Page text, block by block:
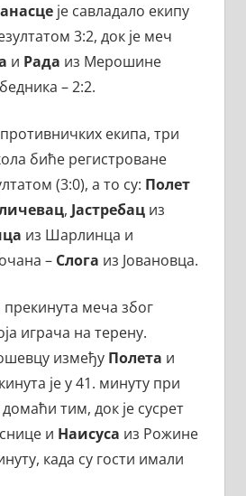
је савладало екипу
3:2, док је меч
и Рада из Мерошине
– 2:2.
екипа, три
биће регистроване
(3:0), а то су: Полет
, Јастребациз
из Шарлинца и
– Слога из Јовановца.
меча због
играча на терену.
између Полета и
је у 41. минуту при
домаћи тим, док је сусрет
и Наисуса из Рожине
када су гости имали